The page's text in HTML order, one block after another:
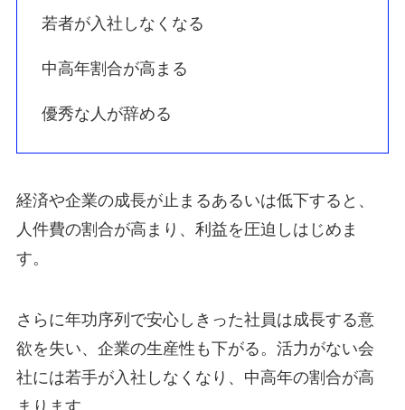
若者が入社しなくなる
中高年割合が高まる
優秀な人が辞める
経済や企業の成長が止まるあるいは低下すると、
人件費の割合が高まり、利益を圧迫しはじめま
す。
さらに年功序列で安心しきった社員は成長する意
欲を失い、企業の生産性も下がる。活力がない会
社には若手が入社しなくなり、中高年の割合が高
まります。